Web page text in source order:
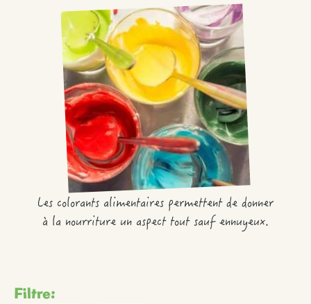
Les colorants alimentaires permettent de donner
à la nourriture un aspect tout sauf ennuyeux.
Filtre: